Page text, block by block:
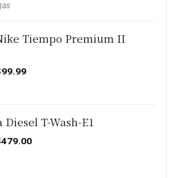
Tiempo Premium II
99.99O
Diesel T-Wash-E1
479.00O